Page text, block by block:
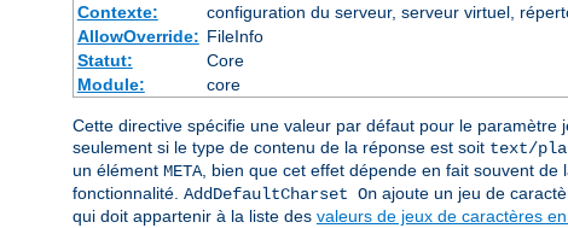
Contexte:
configuration du serveur, serveur virtuel,
AllowOverride: FileInfo
Statut:
Core
Module:
core
Cette directive spécifie une valeur par défaut pour le
seulement si le type de contenu de la réponse est soit text/
un élément META, bien que cet effet dépende en fait souvent
fonctionnalité. AddDefaultCharset On ajoute un jeu de
qui doit appartenir à la liste des valeurs de jeux de caractères